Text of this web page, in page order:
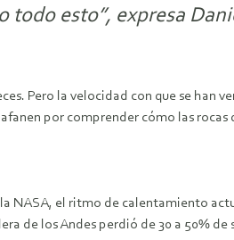
todo esto”, expresa
Pero la velocidad con que se han
por comprender cómo las rocas
NASA, el ritmo de calentamiento
de los Andes perdió de 30 a 50% de